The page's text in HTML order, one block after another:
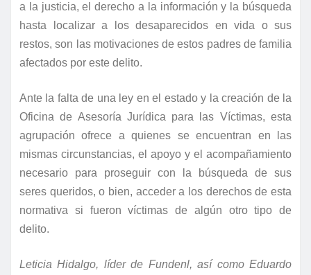
a la justicia, el derecho a la información y la búsqueda
hasta localizar a los desaparecidos en vida o sus
restos, son las motivaciones de estos padres de familia
afectados por este delito.
Ante la falta de una ley en el estado y la creación de la
Oficina de Asesoría Jurídica para las Víctimas, esta
agrupación ofrece a quienes se encuentran en las
mismas circunstancias, el apoyo y el acompañamiento
necesario para proseguir con la búsqueda de sus
seres queridos, o bien, acceder a los derechos de esta
normativa si fueron víctimas de algún otro tipo de
delito.
Leticia Hidalgo, líder de Fundenl, así como Eduardo